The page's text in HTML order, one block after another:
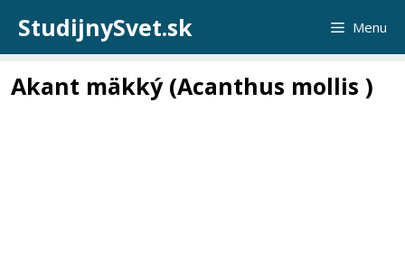
obsah
StudijnySvet.sk Menu
Akant mäkký (Acanthus mollis )